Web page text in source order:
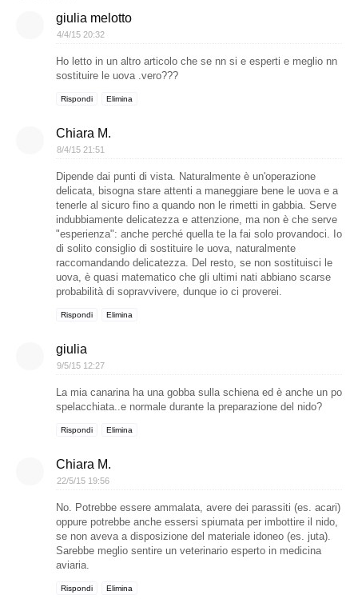
giulia melotto
4/4/15 20:32
Ho letto in un altro articolo che se nn si e esperti e meglio nn
sostituire le uova .vero???
Rispondi Elimina
Chiara M.
8/4/15 21:51
Dipende dai punti di vista. Naturalmente è un'operazione
delicata, bisogna stare attenti a maneggiare bene le uova e a
tenerle al sicuro fino a quando non le rimetti in gabbia. Serve
indubbiamente delicatezza e attenzione, ma non è che serve
"esperienza": anche perché quella te la fai solo provandoci. Io
di solito consiglio di sostituire le uova, naturalmente
raccomandando delicatezza. Del resto, se non sostituisci le
uova, è quasi matematico che gli ultimi nati abbiano scarse
probabilità di sopravvivere, dunque io ci proverei.
Rispondi Elimina
giulia
9/5/15 12:27
La mia canarina ha una gobba sulla schiena ed è anche un po
spelacchiata..e normale durante la preparazione del nido?
Rispondi Elimina
Chiara M.
22/5/15 19:56
No. Potrebbe essere ammalata, avere dei parassiti (es. acari)
oppure potrebbe anche essersi spiumata per imbottire il nido,
se non aveva a disposizione del materiale idoneo (es. juta).
Sarebbe meglio sentire un veterinario esperto in medicina
aviaria.
Rispondi Elimina